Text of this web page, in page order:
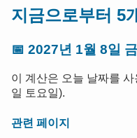
지금으로부터 5
📅 2027년 1월 8일
이 계산은 오늘 날짜를
일 토요일).
관련 페이지